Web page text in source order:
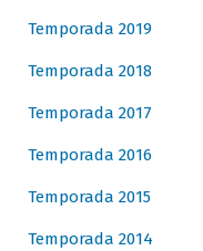
Temporada 2019
Temporada 2018
Temporada 2017
Temporada 2016
Temporada 2015
Temporada 2014